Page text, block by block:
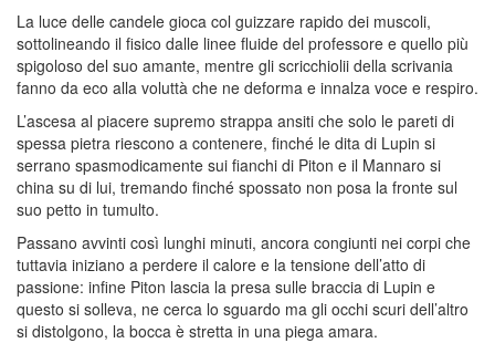
La luce delle candele gioca col guizzare rapido dei muscoli,
sottolineando il fisico dalle linee fluide del professore e quello più
spigoloso del suo amante, mentre gli scricchiolii della scrivania
fanno da eco alla voluttà che ne deforma e innalza voce e respiro.
L’ascesa al piacere supremo strappa ansiti che solo le pareti di
spessa pietra riescono a contenere, finché le dita di Lupin si
serrano spasmodicamente sui fianchi di Piton e il Mannaro si
china su di lui, tremando finché spossato non posa la fronte sul
suo petto in tumulto.
Passano avvinti così lunghi minuti, ancora congiunti nei corpi che
tuttavia iniziano a perdere il calore e la tensione dell’atto di
passione: infine Piton lascia la presa sulle braccia di Lupin e
questo si solleva, ne cerca lo sguardo ma gli occhi scuri dell’altro
si distolgono, la bocca è stretta in una piega amara.